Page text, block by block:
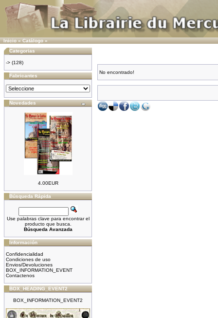
Inicio»Catálogo»
Categorias
-> (128)
Fabricantes
Novedades
4.00EUR
Búsqueda Rápida
Use palabras clave para encontrar el
producto que busca.
Búsqueda Avanzada
Información
Confidencialidad
Condiciones de uso
Envios/Devoluciones
BOX_INFORMATION_EVENT
Contactenos
BOX_HEADING_EVENT2
BOX_INFORMATION_EVENT2
No encontrado!